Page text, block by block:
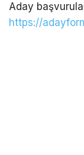
Aday
https://